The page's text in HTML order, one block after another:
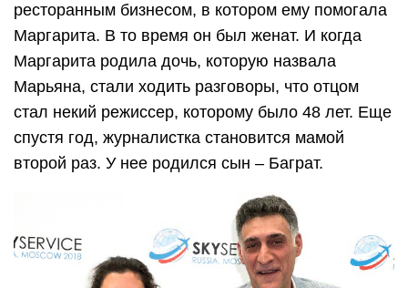
ресторанным бизнесом, в котором ему помогала
Маргарита. В то время он был женат. И когда
Маргарита родила дочь, которую назвала
Марьяна, стали ходить разговоры, что отцом
стал некий режиссер, которому было 48 лет. Еще
спустя год, журналистка становится мамой
второй раз. У нее родился сын – Баграт.